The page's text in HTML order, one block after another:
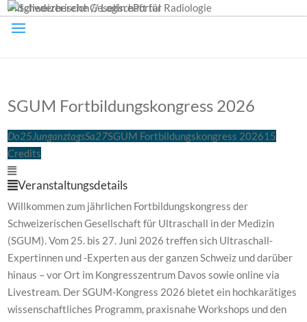
Mitgliederbereich // Login ePortal
SGUM Fortbildungskongress 2026
Do25JunganztagsSa27SGUM Fortbildungskongress 202615
Credits
Veranstaltungsdetails
Willkommen zum jährlichen Fortbildungskongress der
Schweizerischen Gesellschaft für Ultraschall in der Medizin
(SGUM). Vom 25. bis 27. Juni 2026 treffen sich Ultraschall-
Expertinnen und -Experten aus der ganzen Schweiz und darüber
hinaus – vor Ort im Kongresszentrum Davos sowie online via
Livestream. Der SGUM-Kongress 2026 bietet ein hochkarätiges
wissenschaftliches Programm, praxisnahe Workshops und den